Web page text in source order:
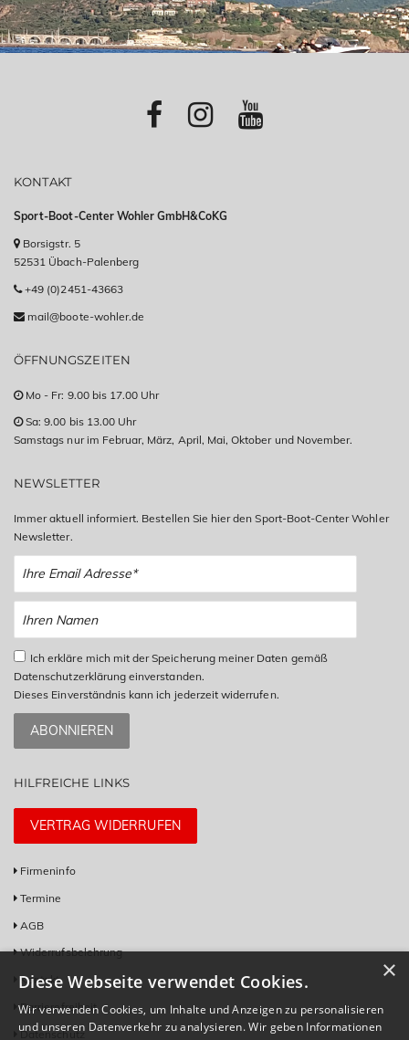
KONTAKT
Sport-Boot-Center Wohler GmbH&CoKG
Borsigstr. 5
52531 Übach-Palenberg
+49 (0)2451-43663
mail@boote-wohler.de
ÖFFNUNGSZEITEN
Mo - Fr: 9.00 bis 17.00 Uhr
Sa: 9.00 bis 13.00 Uhr
Samstags nur im Februar, März, April, Mai, Oktober und November.
NEWSLETTER
Immer aktuell informiert. Bestellen Sie hier den Sport-Boot-Center Wohler
Newsletter.
Ich erkläre mich mit der Speicherung meiner Daten gemäß
Datenschutzerklärung einverstanden.
Dieses Einverständnis kann ich jederzeit widerrufen.
ABONNIEREN
HILFREICHE LINKS
VERTRAG WIDERRUFEN
Firmeninfo
Termine
AGB
Widerrufsbelehrung
Kontakt
Barrierefreiheit
Datenschutz
×
Diese Webseite verwendet Cookies.
Wir verwenden Cookies, um Inhalte und Anzeigen zu personalisieren
und unseren Datenverkehr zu analysieren. Wir geben Informationen